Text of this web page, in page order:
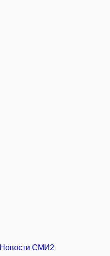
Новости СМИ2